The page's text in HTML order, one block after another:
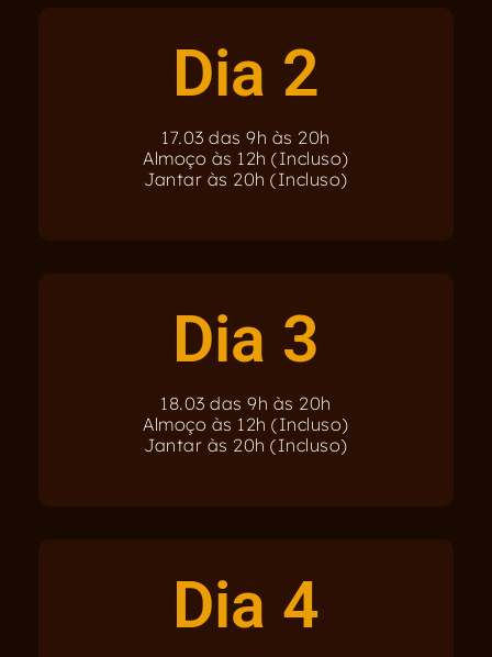
Dia 2
17.03 das 9h às 20h
Almoço às 12h (Incluso)
Jantar às 20h (Incluso)
Dia 3
18.03 das 9h às 20h
Almoço às 12h (Incluso)
Jantar às 20h (Incluso)
Dia 4